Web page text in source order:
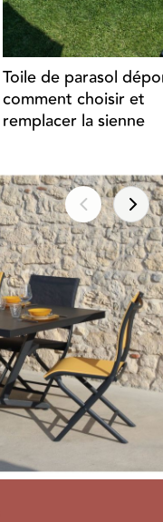
Toile de parasol
comment choisir et
remplacer la sienne